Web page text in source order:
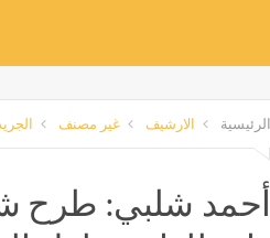
الرئيسية الارشيف غير مصنف
أحمد شلبي: طرح